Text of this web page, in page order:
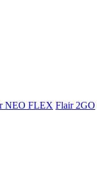
NEO FLEX Flair 2GO